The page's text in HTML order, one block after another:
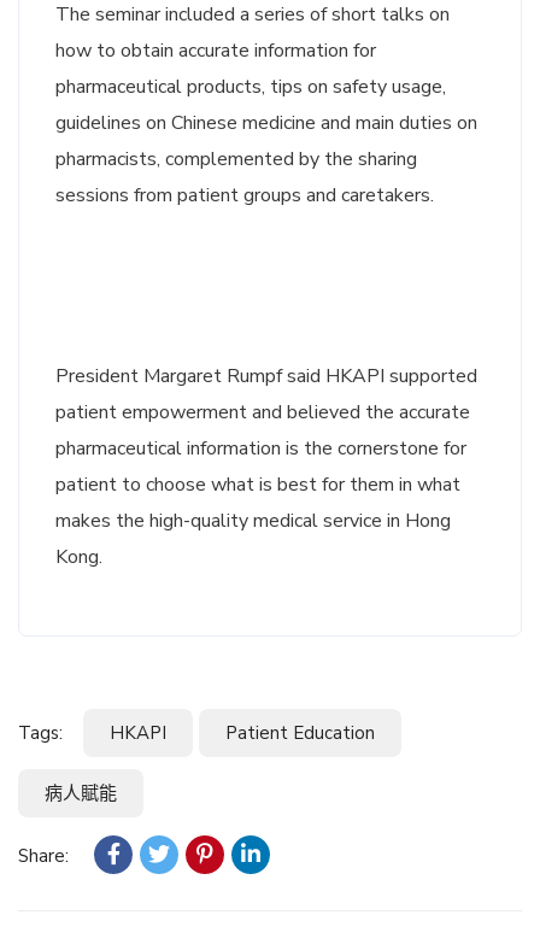
The seminar included a series of short talks on
how to obtain accurate information for
pharmaceutical products, tips on safety usage,
guidelines on Chinese medicine and main duties on
pharmacists, complemented by the sharing
sessions from patient groups and caretakers.
President Margaret Rumpf said HKAPI supported
patient empowerment and believed the accurate
pharmaceutical information is the cornerstone for
patient to choose what is best for them in what
makes the high-quality medical service in Hong
Kong.
Tags: HKAPI Patient Education
病人賦能
Share: